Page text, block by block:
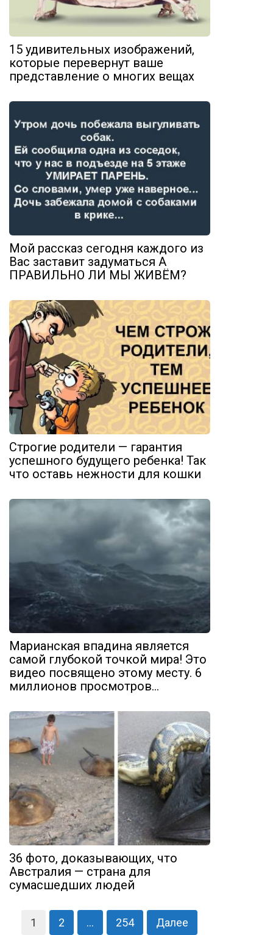
15 удивительных изображений,
которые перевернут ваше
представление о многих вещах
Мой рассказ сегодня каждого из
Вас заставит задуматься А
ПРАВИЛЬНО ЛИ МЫ ЖИВЁМ?
Строгие родители — гарантия
успешного будущего ребенка! Так
что оставь нежности для кошки
Марианская впадина является
самой глубокой точкой мира! Это
видео посвящено этому месту. 6
миллионов просмотров…
36 фото, доказывающих, что
Австралия — страна для
сумасшедших людей
Навигация
1 2 … 254 Далее